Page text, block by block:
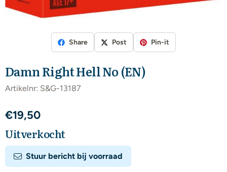
Share Post Pin-it
Damn Right Hell No (EN)
Artikelnr: S&G-13187
€19,50
Uitverkocht
Stuur bericht bij voorraad